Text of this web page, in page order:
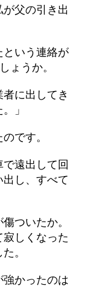
父の引き出
いう連絡が
ょうか。
に出してき
」
です。
遠出して回
し、すべて
ついたか。
しくなった
。
強かったのは